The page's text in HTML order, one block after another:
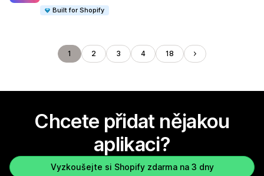
Built for Shopify
1 2 3 4 18
Chcete přidat nějakou
aplikaci?
Vyzkoušejte si Shopify zdarma na 3 dny